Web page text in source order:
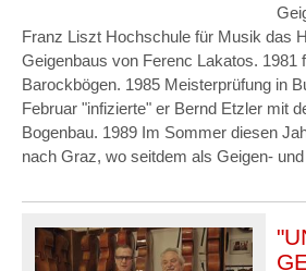
Franz Liszt Hochschule für Musik das
Geigenbaus von Ferenc Lakatos. 1981
Barockbögen. 1985 Meisterprüfung in
Februar "infizierte" er Bernd Etzler mit
Bogenbau. 1989 Im Sommer diesen
nach Graz, wo seitdem als Geigen-